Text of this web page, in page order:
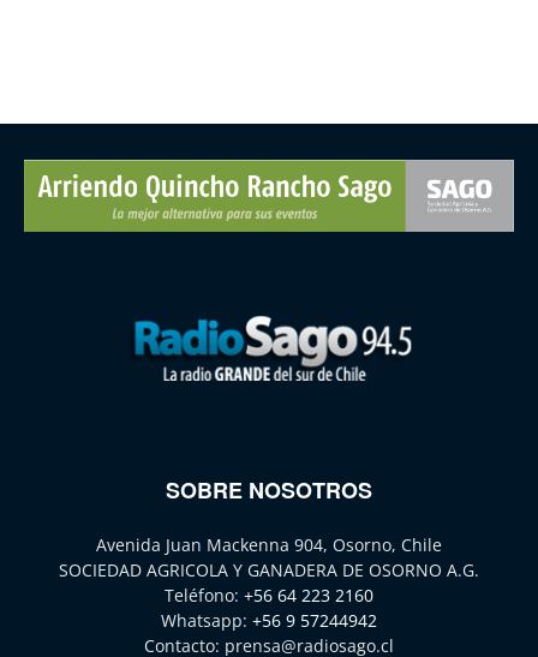
SOBRE NOSOTROS
Avenida Juan Mackenna 904, Osorno, Chile
SOCIEDAD AGRICOLA Y GANADERA DE OSORNO A.G.
Teléfono: +56 64 223 2160
Whatsapp: +56 9 57244942
Contacto: prensa@radiosago.cl